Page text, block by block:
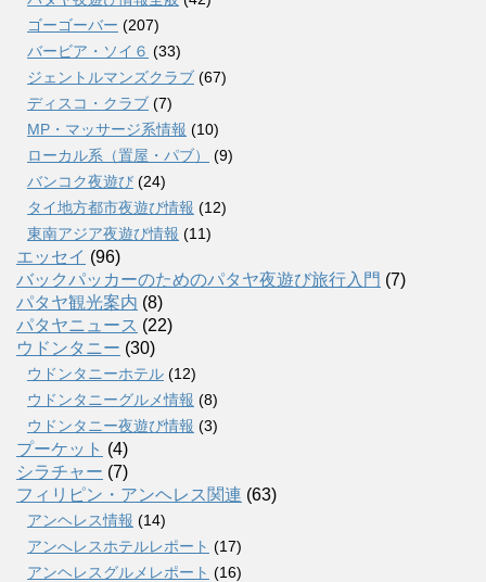
ゴーゴーバー (207)
バービア・ソイ６ (33)
ジェントルマンズクラブ (67)
ディスコ・クラブ (7)
MP・マッサージ系情報 (10)
ローカル系（置屋・パブ）
(9)
バンコク夜遊び (24)
タイ地方都市夜遊び情報 (12)
東南アジア夜遊び情報 (11)
エッセイ (96)
バックパッカーのためのパタヤ夜遊び旅行入門 (7)
パタヤ観光案内 (8)
パタヤニュース (22)
ウドンタニー (30)
ウドンタニーホテル (12)
ウドンタニーグルメ情報 (8)
ウドンタニー夜遊び情報 (3)
プーケット (4)
シラチャー (7)
フィリピン・アンヘレス関連 (63)
アンヘレス情報 (14)
アンへレスホテルレポート (17)
アンヘレスグルメレポート (16)